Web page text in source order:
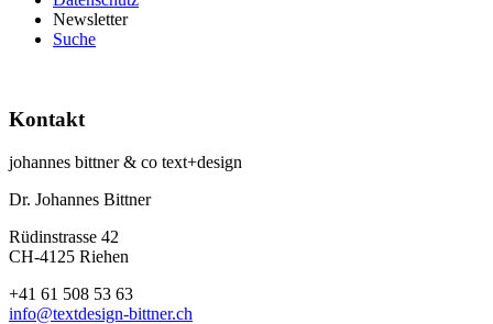
Newsletter
Suche
Kontakt
johannes bittner & co text+design
Dr. Johannes Bittner
Rüdinstrasse 42
CH-4125 Riehen
+41 61 508 53 63
info@textdesign-bittner.ch